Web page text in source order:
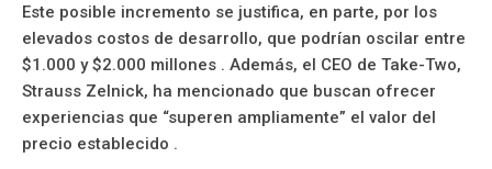
Este posible incremento se justifica, en parte, por los
elevados costos de desarrollo, que podrían oscilar entre
$1.000 y $2.000 millones . Además, el CEO de Take-Two,
Strauss Zelnick, ha mencionado que buscan ofrecer
experiencias que “superen ampliamente” el valor del
precio establecido .